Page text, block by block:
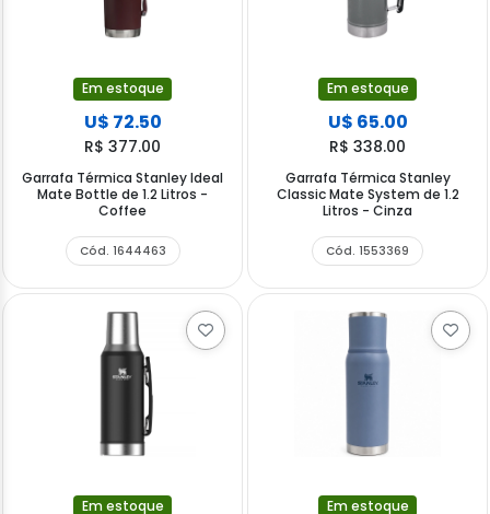
Em estoque
U$ 72.50
R$ 377.00
Garrafa Térmica Stanley Ideal
Mate Bottle de 1.2 Litros -
Coffee
Cód. 1644463
Em estoque
U$ 65.00
R$ 338.00
Garrafa Térmica Stanley
Classic Mate System de 1.2
Litros - Cinza
Cód. 1553369
Em estoque Em estoque